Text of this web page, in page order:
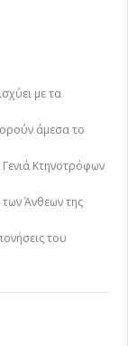
με τα
άμεσα το
Κτηνοτρόφων
Άνθεων της
του